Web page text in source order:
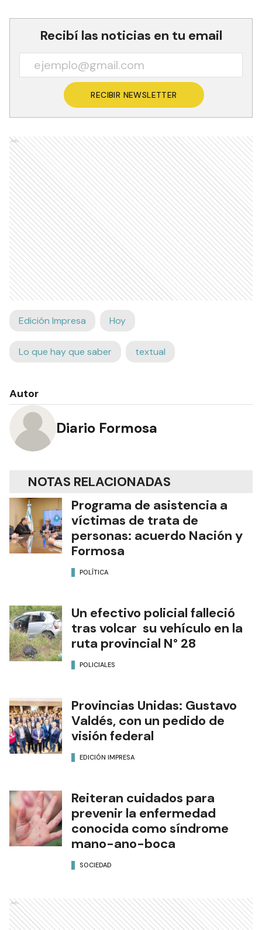
Recibí las noticias en tu email
RECIBIR NEWSLETTER
Ads
Edición Impresa Hoy
Lo que hay que saber textual
Autor
Diario Formosa
NOTAS RELACIONADAS
Programa de asistencia a
víctimas de trata de
personas: acuerdo Nación y
Formosa
POLÍTICA
Un efectivo policial falleció
tras volcar su vehículo en la
ruta provincial N° 28
POLICIALES
Provincias Unidas: Gustavo
Valdés, con un pedido de
visión federal
EDICIÓN IMPRESA
Reiteran cuidados para
prevenir la enfermedad
conocida como síndrome
mano-ano-boca
SOCIEDAD
Ads